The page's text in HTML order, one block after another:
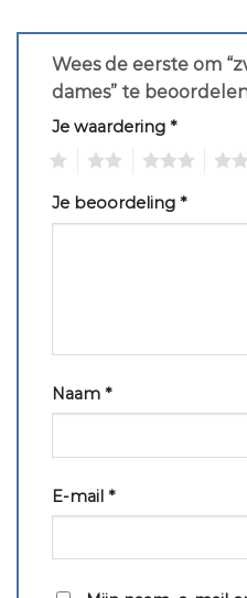
Wees de eerste om
dames” te
Je waardering *
Je beoordeling *
Naam *
E-mail *